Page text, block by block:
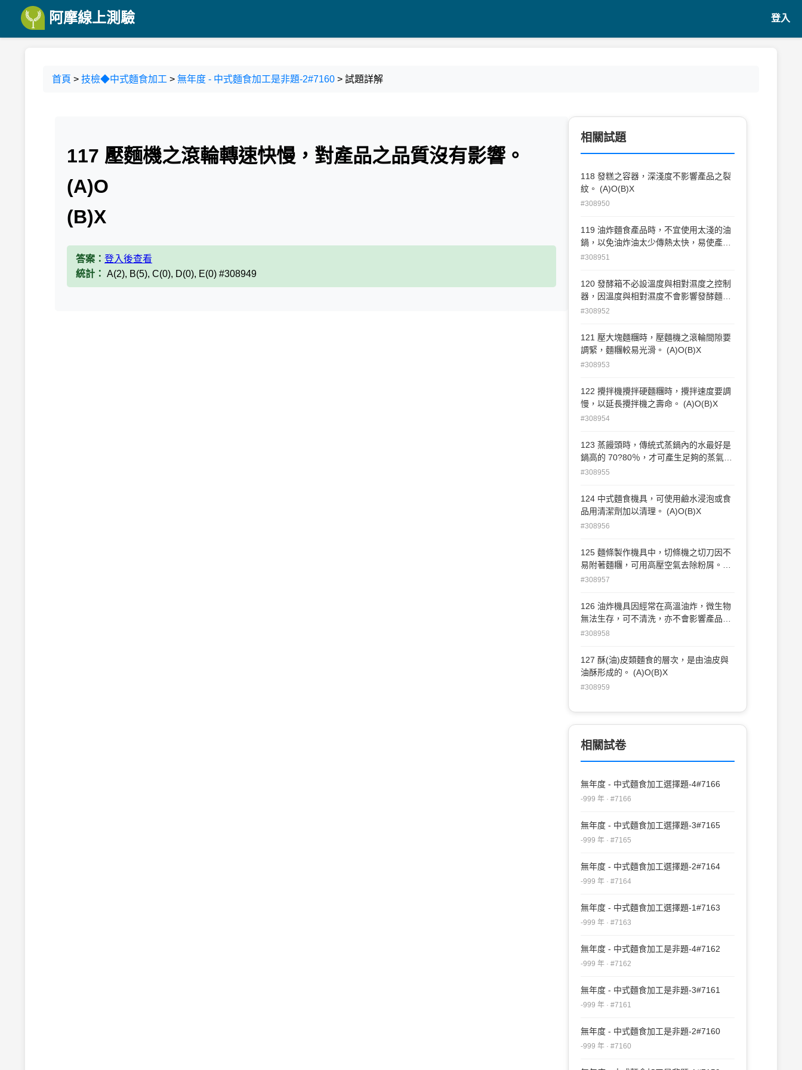
阿摩線上測驗 登入
首頁 > 技檢◆中式麵食加工 > 無年度 - 中式麵食加工是非題-2#7160 > 試題詳解
117 壓麵機之滾輪轉速快慢，對產品之品質沒有影響。
(A)O
(B)X
答案： 登入後查看
統計： A(2), B(5), C(0), D(0), E(0) #308949
相關試題
118 發糕之容器，深淺度不影響產品之裂
紋。 (A)O(B)X
#308950
119 油炸麵食產品時，不宜使用太淺的油
鍋，以免油炸油太少傳熱太快，易使產品
炸焦。 (A)O(B)X
#308951
120 發酵箱不必設溫度與相對濕度之控制
器，因溫度與相對濕度不會影響發酵麵食
之品質。 (A)O(B)X
#308952
121 壓大塊麵糰時，壓麵機之滾輪間隙要
調緊，麵糰較易光滑。 (A)O(B)X
#308953
122 攪拌機攪拌硬麵糰時，攪拌速度要調
慢，以延長攪拌機之壽命。 (A)O(B)X
#308954
123 蒸饅頭時，傳統式蒸鍋內的水最好是
鍋高的 70?80％，才可產生足夠的蒸氣
量。 (A)O(B)X
#308955
124 中式麵食機具，可使用鹼水浸泡或食
品用清潔劑加以清理。 (A)O(B)X
#308956
125 麵條製作機具中，切條機之切刀因不
易附著麵糰，可用高壓空氣去除粉屑。
(A)O(B)X
#308957
126 油炸機具因經常在高溫油炸，微生物
無法生存，可不清洗，亦不會影響產品衛
生和品質。 (A)O(B)X
#308958
127 酥(油)皮類麵食的層次，是由油皮與
油酥形成的。 (A)O(B)X
#308959
相關試卷
無年度 - 中式麵食加工選擇題-4#7166
-999 年 · #7166
無年度 - 中式麵食加工選擇題-3#7165
-999 年 · #7165
無年度 - 中式麵食加工選擇題-2#7164
-999 年 · #7164
無年度 - 中式麵食加工選擇題-1#7163
-999 年 · #7163
無年度 - 中式麵食加工是非題-4#7162
-999 年 · #7162
無年度 - 中式麵食加工是非題-3#7161
-999 年 · #7161
無年度 - 中式麵食加工是非題-2#7160
-999 年 · #7160